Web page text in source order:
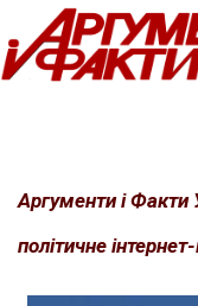
Перейти
до
вмісту
Аргументи і Факти
політичне